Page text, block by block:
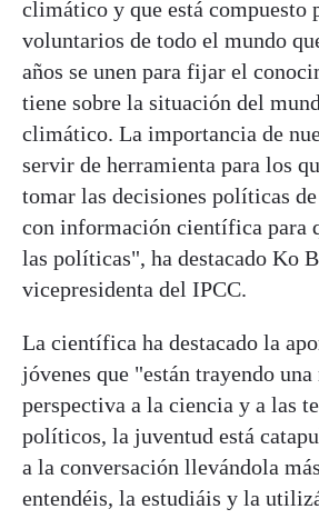
climático y que está compuesto
voluntarios de todo el mundo
años se unen para fijar el
tiene sobre la situación del
climático. La importancia de
servir de herramienta para los
tomar las decisiones políticas
con información científica para
las políticas", ha destacado Ko
vicepresidenta del IPCC.
La científica ha destacado la
jóvenes que "están trayendo una
perspectiva a la ciencia y a las
políticos, la juventud está
a la conversación llevándola
entendéis, la estudiáis y la